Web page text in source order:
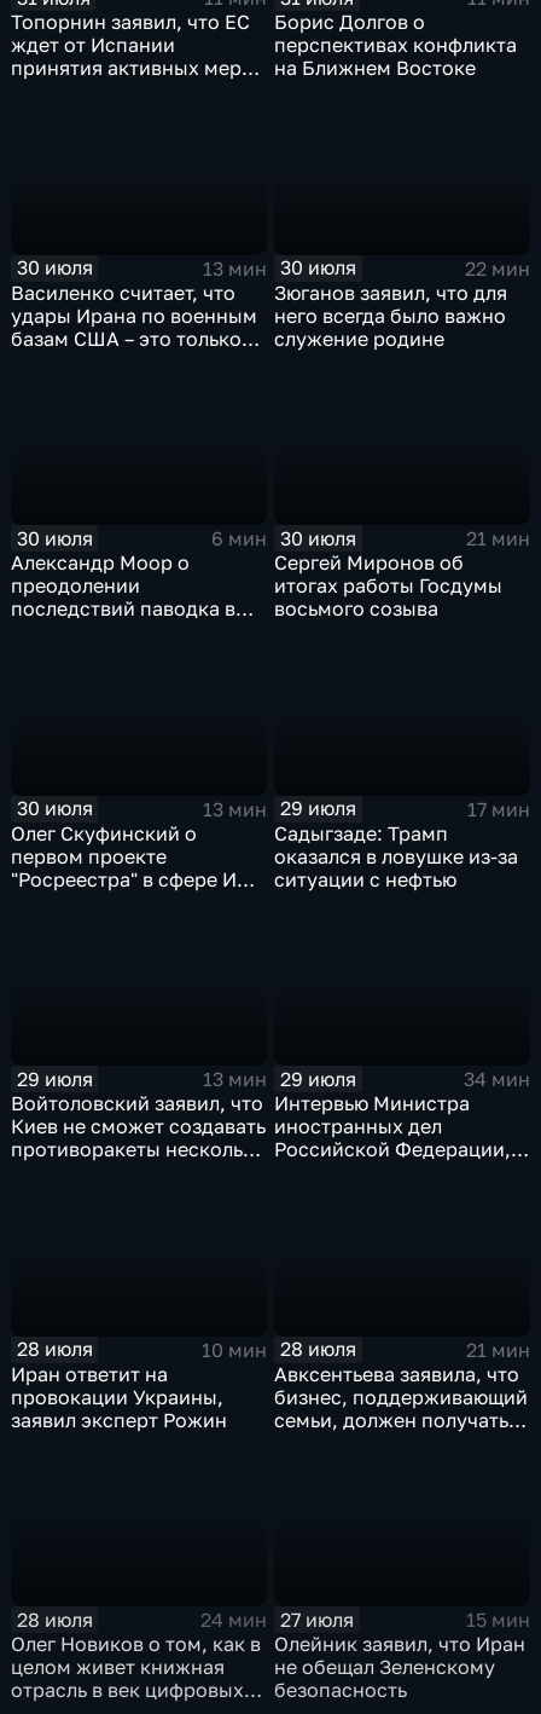
Топорнин заявил, что ЕС
ждет от Испании
принятия активных мер
Борис Долгов о
перспективах конфликта
на Ближнем Востоке
30 июля
13 мин
Василенко считает, что
удары Ирана по военным
базам США – это только
30 июля
22 мин
Зюганов заявил, что для
него всегда было важно
служение родине
30 июля
6 мин
Александр Моор о
преодолении
последствий паводка в
30 июля
21 мин
Сергей Миронов об
итогах работы Госдумы
восьмого созыва
30 июля
13 мин
Олег Скуфинский о
первом проекте
"Росреестра" в сфере ИИ
29 июля
17 мин
Садыгзаде: Трамп
оказался в ловушке из-за
ситуации с нефтью
29 июля
13 мин
Войтоловский заявил, что
Киев не сможет создавать
противоракеты несколько
29 июля
34 мин
Интервью Министра
иностранных дел
Российской Федерации,
28 июля
10 мин
Иран ответит на
провокации Украины,
заявил эксперт Рожин
28 июля
21 мин
Авксентьева заявила, что
бизнес, поддерживающий
семьи, должен получать
28 июля
24 мин
Олег Новиков о том, как в
целом живет книжная
отрасль в век цифровых
27 июля
15 мин
Олейник заявил, что Иран
не обещал Зеленскому
безопасность